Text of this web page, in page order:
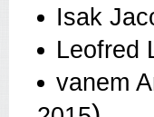
Isak
Leofred
vanem